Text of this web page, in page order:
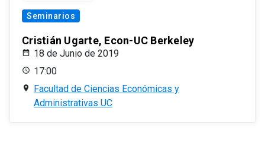
Seminarios
Cristián Ugarte, Econ-UC Berkeley
18 de Junio de 2019
17:00
Facultad de Ciencias Económicas y
Administrativas UC